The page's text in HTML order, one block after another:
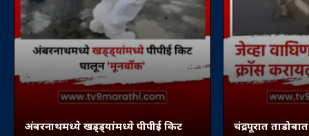
अंबरनाथमध्ये खड्ड्यांमध्ये पीपीई किट
चंद्रपूरात